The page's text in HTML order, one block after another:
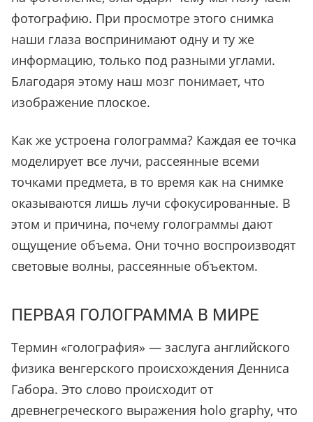
фотографию. При просмотре этого снимка
наши глаза воспринимают одну и ту же
информацию, только под разными углами.
Благодаря этому наш мозг понимает, что
изображение плоское.
Как же устроена голограмма? Каждая ее точка
моделирует все лучи, рассеянные всеми
точками предмета, в то время как на снимке
оказываются лишь лучи сфокусированные. В
этом и причина, почему голограммы дают
ощущение объема. Они точно воспроизводят
световые волны, рассеянные объектом.
ПЕРВАЯ ГОЛОГРАММА В МИРЕ
Термин «голография» — заслуга английского
физика венгерского происхождения Денниса
Габора. Это слово происходит от
древнегреческого выражения holo graphy, что